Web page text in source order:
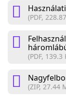
(PDF,
(PDF, 139.3
(ZIP, 27.44